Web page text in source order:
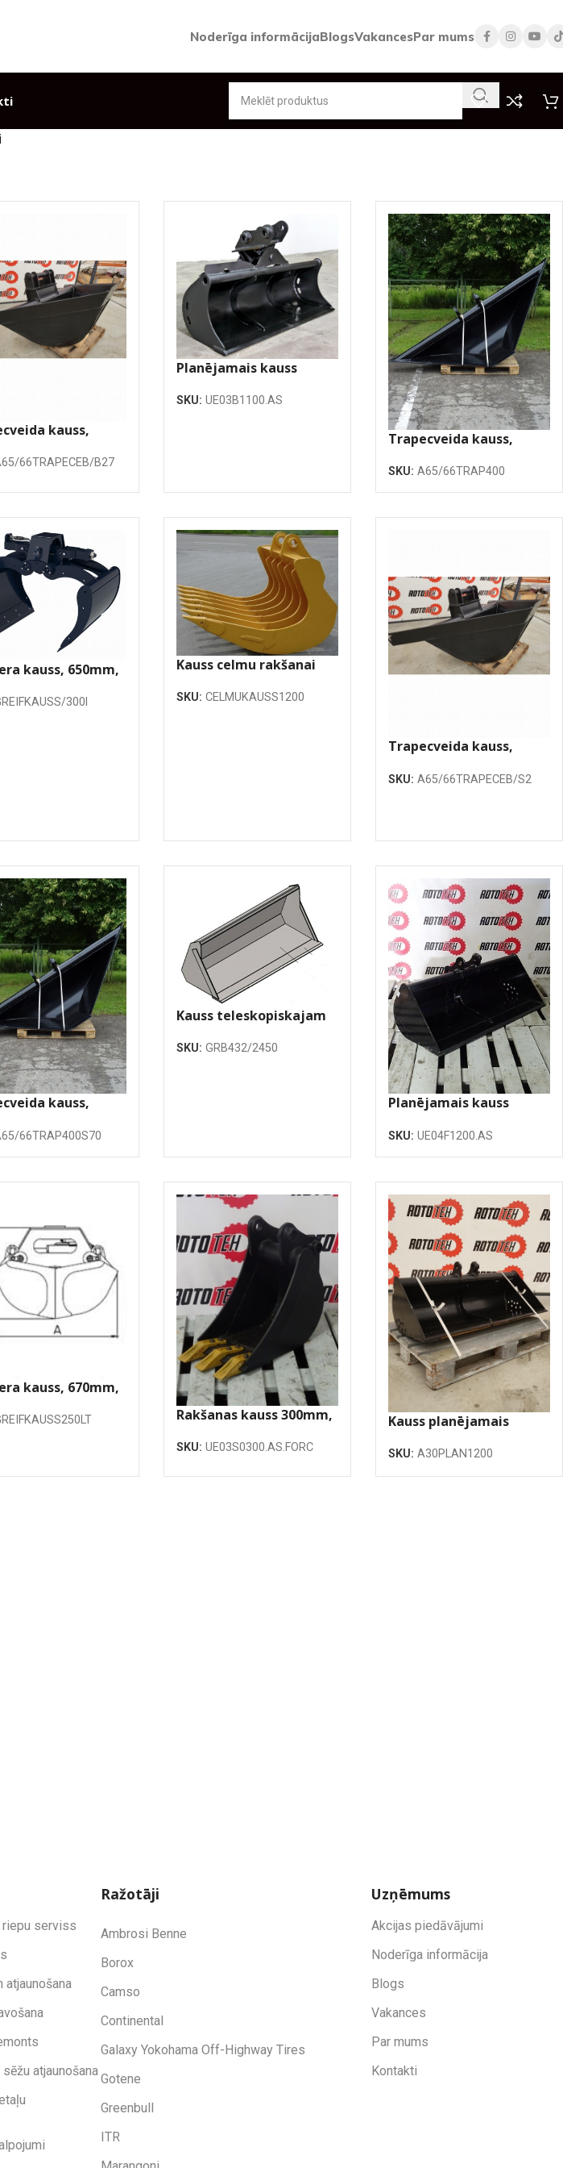
Noderīga informācijaBlogsVakancesPar mums
kauss,
66TRAPECEB/B27
Planējamais kauss
hidrocilindru
SKU:UE03B1100.AS
Trapecveida kauss,
SKU:A65/66TRAP400
kauss, 650mm,
300l
Kauss celmu rakšanai
SKU:CELMUKAUSS1200
Trapecveida kauss,
SKU:A65/66TRAPECEB/S2
kauss,
66TRAP400S70
Kauss teleskopiskajam
SKU:GRB432/2450
Planējamais kauss
SKU:UE04F1200.AS
kauss, 670mm,
Rakšanas kauss 300mm,
SKU:UE03S0300.AS.FORC
Kauss planējamais
SKU:A30PLAN1200
serviss
atjaunošana
atjaunošana
Ražotāji
Ambrosi Benne
Borox
Camso
Continental
Galaxy Yokohama Off-Highway Tires
Gotene
Greenbull
ITR
Uzņēmums
Akcijas piedāvājumi
Noderīga informācija
Blogs
Vakances
Par mums
Kontakti